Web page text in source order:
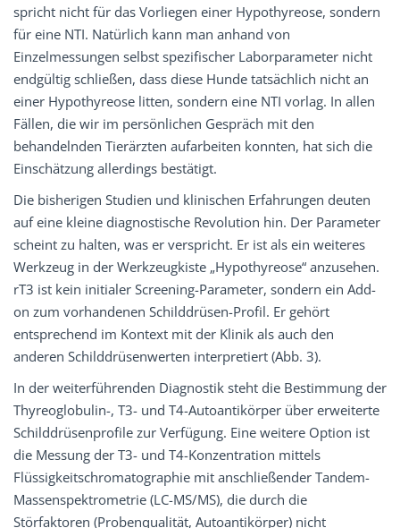
spricht nicht für das Vorliegen einer Hypothyreose, sondern
für eine NTI. Natürlich kann man anhand von
Einzelmessungen selbst spezifischer Laborparameter nicht
endgültig schließen, dass diese Hunde tatsächlich nicht an
einer Hypothyreose litten, sondern eine NTI vorlag. In allen
Fällen, die wir im persönlichen Gespräch mit den
behandelnden Tierärzten aufarbeiten konnten, hat sich die
Einschätzung allerdings bestätigt.
Die bisherigen Studien und klinischen Erfahrungen deuten
auf eine kleine diagnostische Revolution hin. Der Parameter
scheint zu halten, was er verspricht. Er ist als ein weiteres
Werkzeug in der Werkzeugkiste „Hypothyreose“ anzusehen.
rT3 ist kein initialer Screening-Parameter, sondern ein Add-
on zum vorhandenen Schilddrüsen-Profil. Er gehört
entsprechend im Kontext mit der Klinik als auch den
anderen Schilddrüsenwerten interpretiert (Abb. 3).
In der weiterführenden Diagnostik steht die Bestimmung der
Thyreoglobulin-, T3- und T4-Autoantikörper über erweiterte
Schilddrüsenprofile zur Verfügung. Eine weitere Option ist
die Messung der T3- und T4-Konzentration mittels
Flüssigkeitschromatographie mit anschließender Tandem-
Massenspektrometrie (LC-MS/MS), die durch die
Störfaktoren (Probenqualität, Autoantikörper) nicht